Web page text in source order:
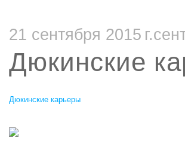
21 сентября 2015
Дюкинские
Дюкинские карьеры